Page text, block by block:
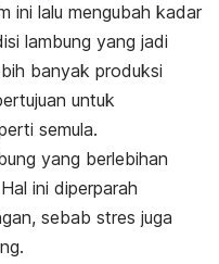
ini lalu mengubah kadar
lambung yang jadi
banyak produksi
untuk
semula.
yang berlebihan
ini diperparah
sebab stres juga